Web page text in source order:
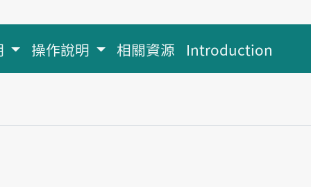
操作說明 相關資源 Introduction